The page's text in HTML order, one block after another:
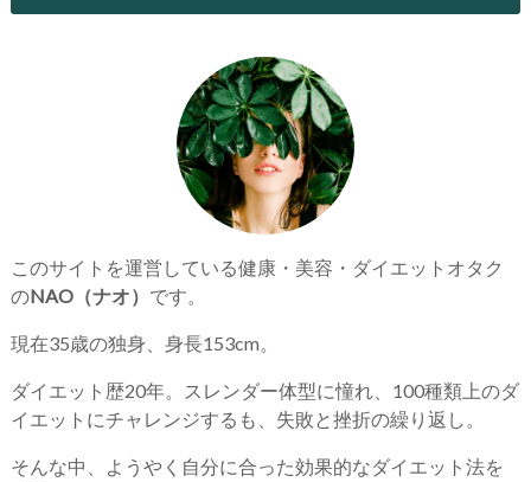
このサイトを運営している健康・美容・ダイエットオタク
のNAO（ナオ） です。
現在35歳の独身、身長153cm。
ダイエット歴20年。スレンダー体型に憧れ、100種類上のダ
イエットにチャレンジするも、失敗と挫折の繰り返し。
そんな中、ようやく自分に合った効果的なダイエット法を